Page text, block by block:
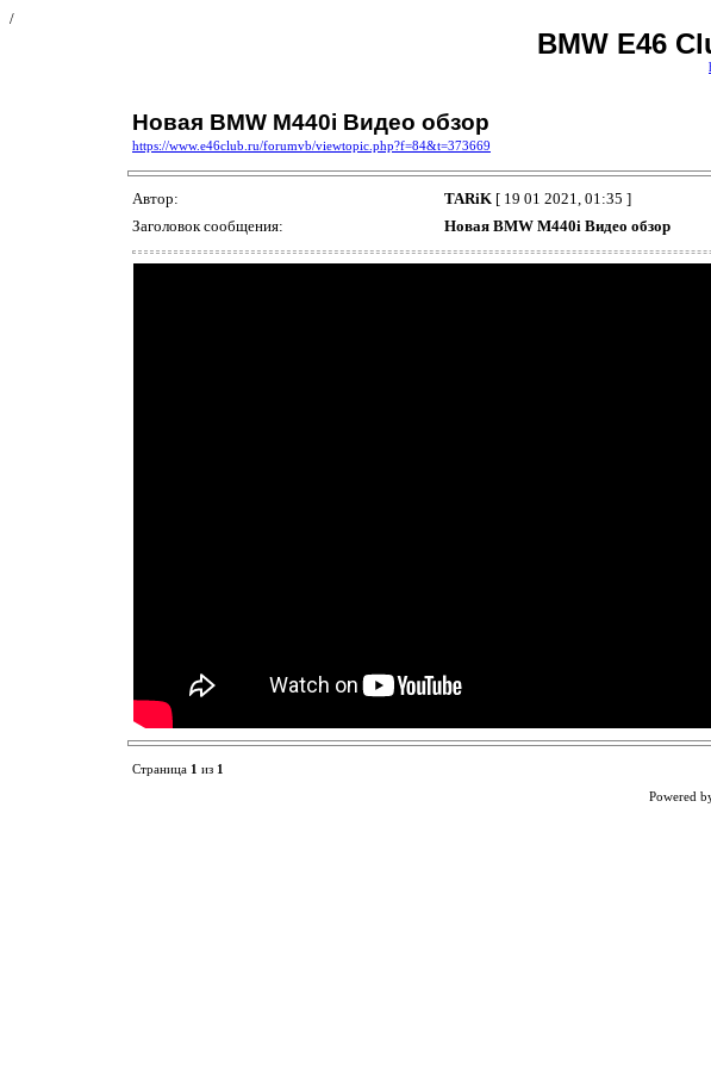
/
BMW E46
Новая BMW M440i Видео обзор
https://www.e46club.ru/forumvb/viewtopic.php?f=84&t=373669
Автор: TARiK [ 19 01 2021, 01:35 ]
Заголовок сообщения:
Новая BMW M440i Видео обзор
Страница 1 из 1
Powered